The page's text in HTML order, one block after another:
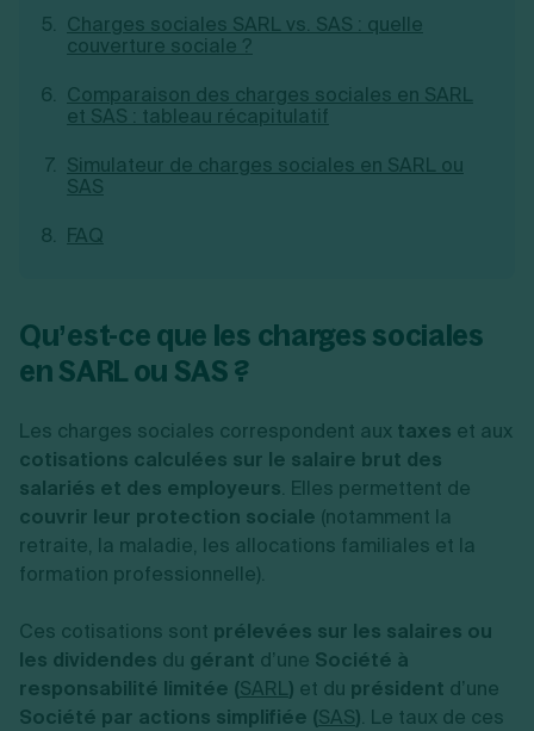
Charges sociales SARL vs. SAS : quelle
couverture sociale ?
Comparaison des charges sociales en SARL
et SAS : tableau récapitulatif
Simulateur de charges sociales en SARL ou
SAS
FAQ
Qu’est-ce que les charges sociales
en SARL ou SAS ?
Les charges sociales correspondent aux taxes et aux
cotisations calculées sur le salaire brut des
salariés et des employeurs. Elles permettent de
couvrir leur protection sociale (notamment la
retraite, la maladie, les allocations familiales et la
formation professionnelle).
Ces cotisations sont prélevées sur les salaires ou
les dividendes du gérant d’une Société à
responsabilité limitée (SARL) et du président d’une
Société par actions simplifiée (SAS). Le taux de ces